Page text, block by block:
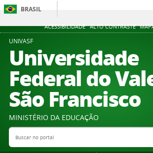
ACESSIBILIDADE ALTO CONTRASTE
BRASIL
Acesso à
UNIVASF
Universidade
Federal do
São Francisco
MINISTÉRIO DA EDUCAÇÃO
Buscar no portal